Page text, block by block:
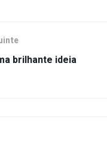
brilhante ideia